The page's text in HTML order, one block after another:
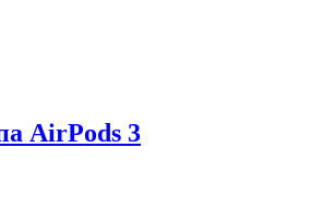
AirPods 3